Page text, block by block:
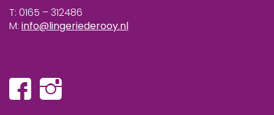
T: 0165 – 312486
M: info@lingeriederooy.nl